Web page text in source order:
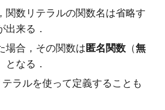
関数リテラルの関数名は省略す
出来る．
場合，その関数は匿名関数 （無
となる．
ラルを使って定義することも